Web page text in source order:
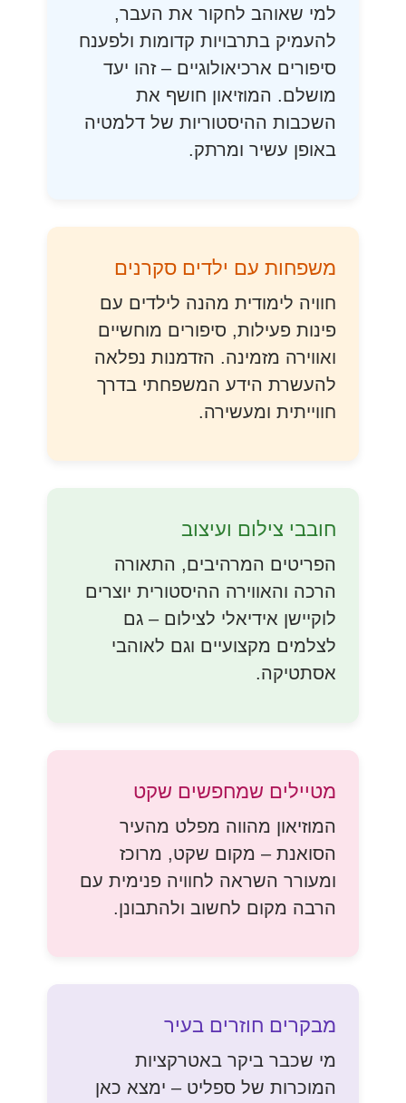
למי שאוהב לחקור את העבר,
להעמיק בתרבויות קדומות ולפענח
סיפורים ארכיאולוגיים – זהו יעד
מושלם. המוזיאון חושף את
השכבות ההיסטוריות של דלמטיה
באופן עשיר ומרתק.
משפחות עם ילדים סקרנים
חוויה לימודית מהנה לילדים עם
פינות פעילות, סיפורים מוחשיים
ואווירה מזמינה. הזדמנות נפלאה
להעשרת הידע המשפחתי בדרך
חווייתית ומעשירה.
חובבי צילום ועיצוב
הפריטים המרהיבים, התאורה
הרכה והאווירה ההיסטורית יוצרים
לוקיישן אידיאלי לצילום – גם
לצלמים מקצועיים וגם לאוהבי
אסתטיקה.
מטיילים שמחפשים שקט
המוזיאון מהווה מפלט מהעיר
הסואנת – מקום שקט, מרוכז
ומעורר השראה לחוויה פנימית עם
הרבה מקום לחשוב ולהתבונן.
מבקרים חוזרים בעיר
מי שכבר ביקר באטרקציות
המוכרות של ספליט – ימצא כאן